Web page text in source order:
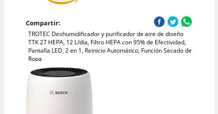
Compartir:
TROTEC Deshumidificador y purificador de aire de diseño
TTK 27 HEPA, 12 L/día, Filtro HEPA con 95% de Efectividad,
Pantalla LED, 2 en 1, Reinicio Automático, Función Secado de
Ropa